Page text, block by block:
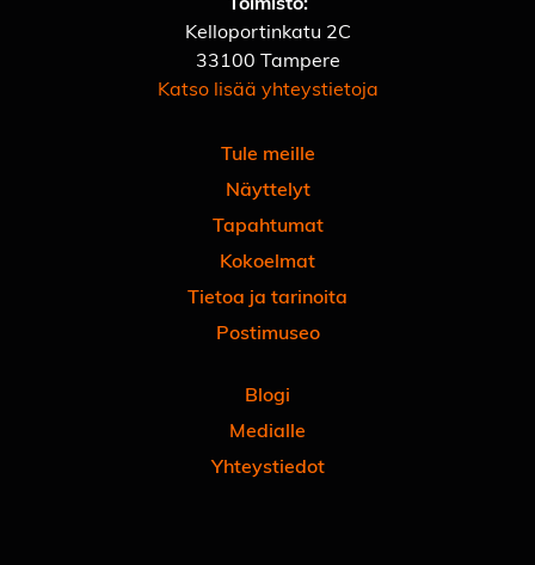
Kelloportinkatu 2C
33100 Tampere
Katso lisää yhteystietoja
Tule meille
Näyttelyt
Tapahtumat
Kokoelmat
Tietoa ja tarinoita
Postimuseo
Blogi
Medialle
Yhteystiedot